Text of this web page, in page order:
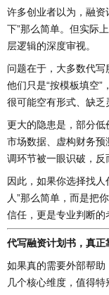
许多创业者以为，融资
下”那么简单。但实际
层逻辑的深度审视。
问题在于，大多数代
他们只是“按模板填空”
很可能空有形式、缺乏
更大的隐患是，部分
市场数据、虚构财务
调环节被一眼识破，反
因此，如果你选择找人
人”那么简单，而是把
信任，更是专业判断的
代写融资计划书，真正
如果真的需要外部帮
几个核心维度，值得特